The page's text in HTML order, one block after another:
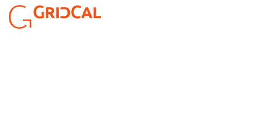
Zum Inhalt springen